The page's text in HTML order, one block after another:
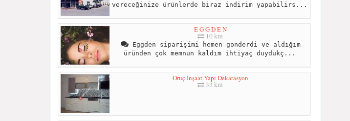
vereceğinize ürünlerde biraz indirim yapabilirs...
E G G D E N
10 km
Eggden siparişimi hemen gönderdi ve aldığım
üründen çok memnun kaldım ihtiyaç duydukç...
Oruç İnşaat Yapı Dekarasyon
33 km